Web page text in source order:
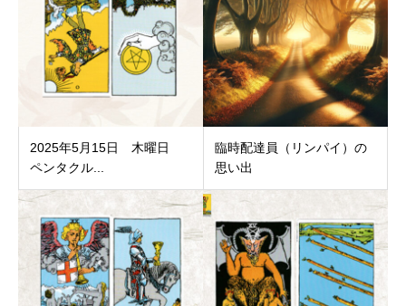
2025年5月15日 木曜日
ペンタクル...
臨時配達員（リンパイ）の
思い出